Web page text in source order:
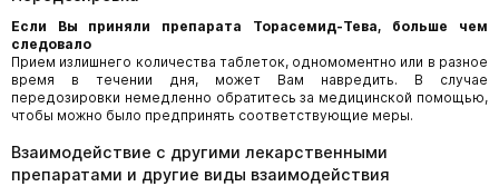
Если Вы приняли препарата Торасемид-Тева, больше чем
следовало
Прием излишнего количества таблеток, одномоментно или в разное
время в течении дня, может Вам навредить. В случае
передозировки немедленно обратитесь за медицинской помощью,
чтобы можно было предпринять соответствующие меры.
Взаимодействие с другими лекарственными
препаратами и другие виды взаимодействия